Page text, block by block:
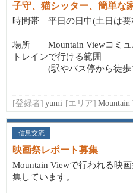
子守、猫シッター、簡単な
時間帯 平日の日中(土日は要
場所 Mountain Viewコミュ
トレインで行ける範囲
(駅やバス停から徒歩
[登録者] yumi [エリア] Mountain
信息交流
映画祭レポート募集
Mountain Viewで行われる映
集しています。